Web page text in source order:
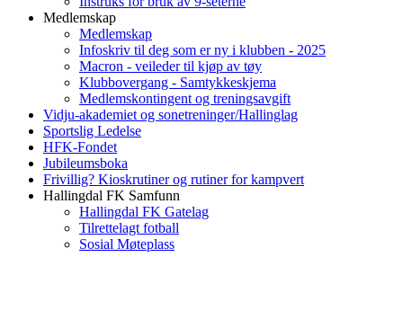
Medlemskap
Medlemskap
Infoskriv til deg som er ny i klubben - 2025
Macron - veileder til kjøp av tøy
Klubbovergang - Samtykkeskjema
Medlemskontingent og treningsavgift
Vidju-akademiet og sonetreninger/Hallinglag
Sportslig Ledelse
HFK-Fondet
Jubileumsboka
Frivillig? Kioskrutiner og rutiner for kampvert
Hallingdal FK Samfunn
Hallingdal FK Gatelag
Tilrettelagt fotball
Sosial Møteplass